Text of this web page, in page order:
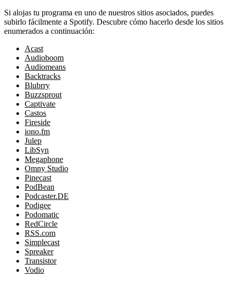
Si alojas tu programa en uno de nuestros sitios asociados, puedes
subirlo fácilmente a Spotify. Descubre cómo hacerlo desde los sitios
enumerados a continuación:
Acast
Audioboom
Audiomeans
Backtracks
Blubrry
Buzzsprout
Captivate
Castos
Fireside
iono.fm
Julep
LibSyn
Megaphone
Omny Studio
Pinecast
PodBean
Podcaster.DE
Podigee
Podomatic
RedCircle
RSS.com
Simplecast
Spreaker
Transistor
Vodio